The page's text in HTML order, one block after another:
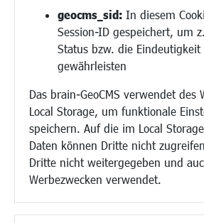
geocms_sid: In diesem
Session-ID gespeichert, um
Status bzw. die
gewährleisten
Das brain-GeoCMS verwendet des
Local Storage, um funktionale
speichern. Auf die im Local
Daten können Dritte nicht
Dritte nicht weitergegeben und
Werbezwecken verwendet.
Bauen/Umwelt/Mobilität
Bebauungsplanung
Verkehr/Mobilität
Glasfaserausbau
Aktuelle Baustellen
Paddelteich
CINDY S
Kultur/Freizeit/Tourismus